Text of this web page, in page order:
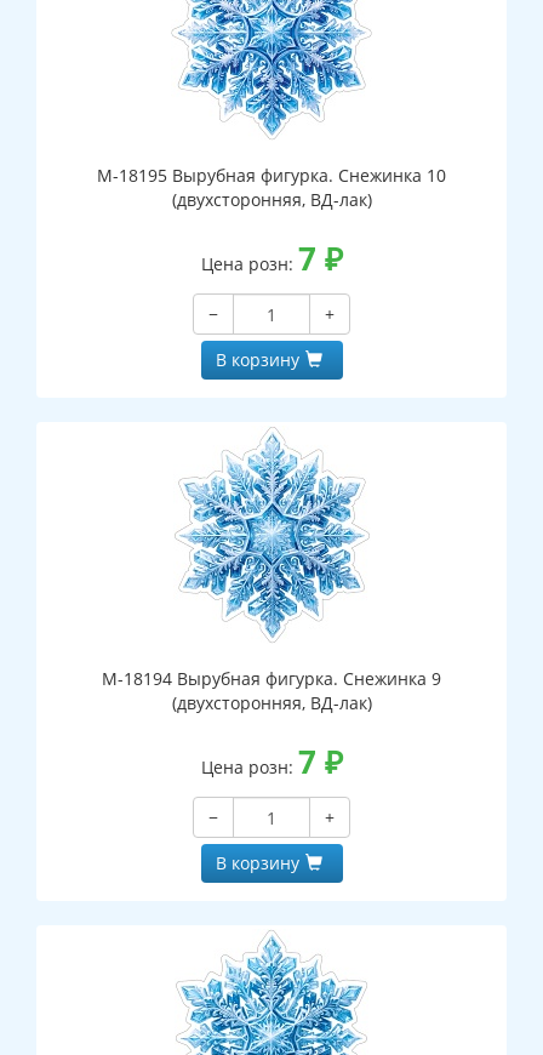
М-18195 Вырубная фигурка. Снежинка 10
(двухсторонняя, ВД-лак)
Цена розн: 7 ₽
−
+
В корзину
М-18194 Вырубная фигурка. Снежинка 9
(двухсторонняя, ВД-лак)
Цена розн: 7 ₽
−
+
В корзину